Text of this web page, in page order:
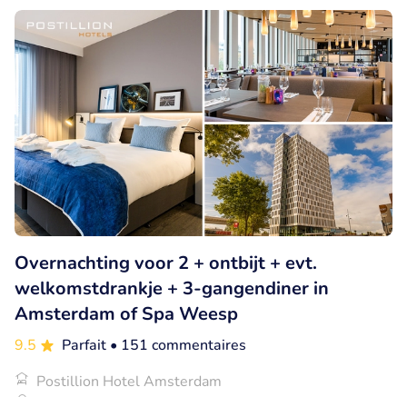
Overnachting voor 2 + ontbijt + evt.
welkomstdrankje + 3-gangendiner in
Amsterdam of Spa Weesp
9.5 Parfait • 151 commentaires
Postillion Hotel Amsterdam